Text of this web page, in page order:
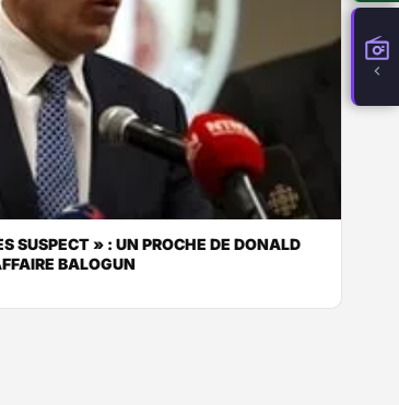
SUSPECT » : UN PROCHE DE DONALD
BALOGUN